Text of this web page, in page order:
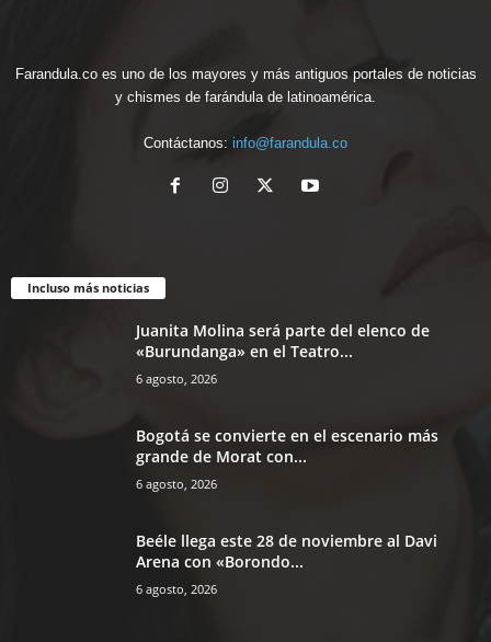
Farandula.co es uno de los mayores y más antiguos portales de noticias
y chismes de farándula de latinoamérica.
Contáctanos: info@farandula.co
Incluso más noticias
Juanita Molina será parte del elenco de
«Burundanga» en el Teatro...
6 agosto, 2026
Bogotá se convierte en el escenario más
grande de Morat con...
6 agosto, 2026
Beéle llega este 28 de noviembre al Davi
Arena con «Borondo...
6 agosto, 2026